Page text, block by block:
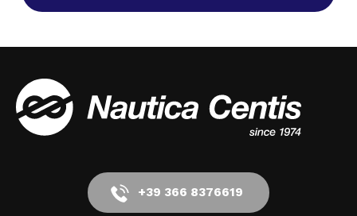
+39 366 8376619